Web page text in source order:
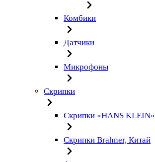
Комбики
Датчики
Микрофоны
Скрипки
Скрипки «HANS KLEIN»
Скрипки Brahner, Китай